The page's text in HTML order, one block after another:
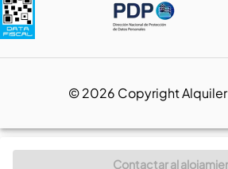
Contactar al
©2026 Copyright